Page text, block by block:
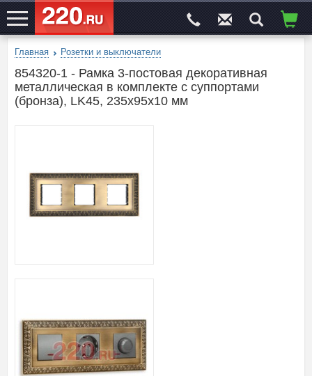
ЭЛЕКТРОСАЙТ№1
Главная Розетки и выключатели
854320-1 - Рамка 3-постовая декоративная
металлическая в комплекте с суппортами
(бронза), LK45, 235х95х10 мм